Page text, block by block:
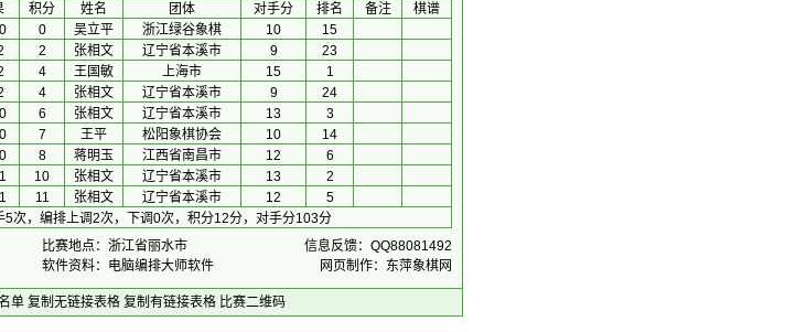
积分 姓名 团体 对手分 排名 备注
棋谱
0 吴立平 浙江绿谷象棋 10
15
2 张相文 辽宁省本溪市 9
23
4 王国敏 上海市 15
1
4 张相文 辽宁省本溪市 9
24
6 张相文 辽宁省本溪市 13
3
7 王平 松阳象棋协会 10
14
8 蒋明玉 江西省南昌市 12
6
10 张相文 辽宁省本溪市 13
2
11 张相文 辽宁省本溪市 12
5
次，编排上调2次，下调0次，积分12分，对手分103分
比赛地点：浙江省丽水市
信息反馈：QQ88081492
软件资料：电脑编排大师软件 网页制作：东萍象棋网
单 复制无链接表格 复制有链接表格 比赛二维码